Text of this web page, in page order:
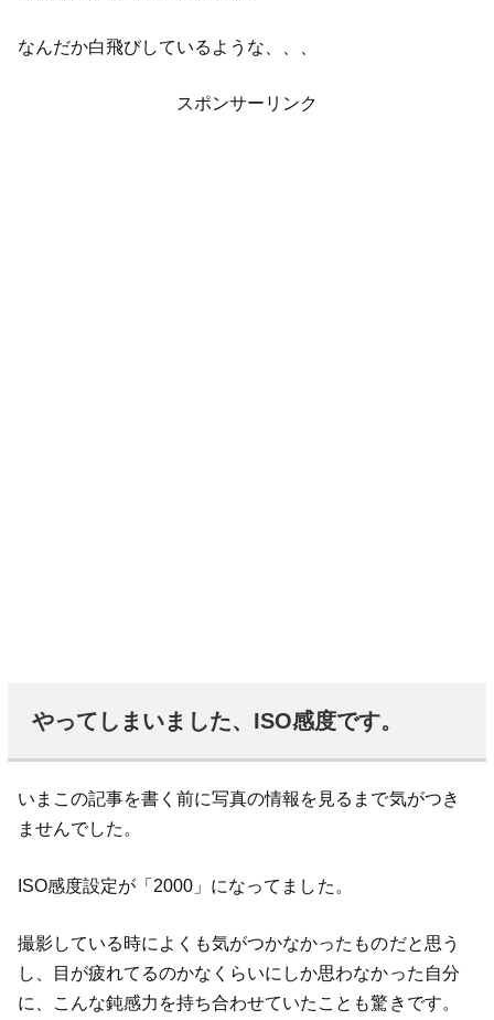
なんだか白飛びしているような、、、
スポンサーリンク
やってしまいました、ISO感度です。
いまこの記事を書く前に写真の情報を見るまで気がつき
ませんでした。
ISO感度設定が「2000」になってました。
撮影している時によくも気がつかなかったものだと思う
し、目が疲れてるのかなくらいにしか思わなかった自分
に、こんな鈍感力を持ち合わせていたことも驚きです。